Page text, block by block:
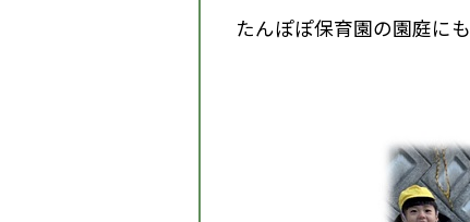
たんぽぽ保育園の園庭に